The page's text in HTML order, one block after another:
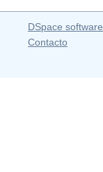
DSpace software
Contacto